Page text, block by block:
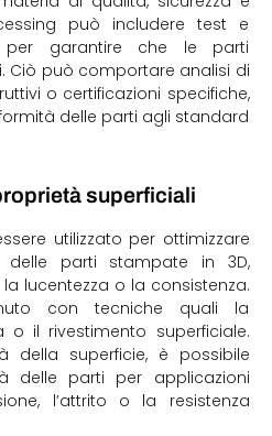
può includere test e
per garantire che le parti
Ciò può comportare analisi di
o certificazioni specifiche,
delle parti agli standard
superficiali
utilizzato per ottimizzare
delle parti stampate in 3D,
lucentezza o la consistenza.
con tecniche quali la
o il rivestimento superficiale.
della superficie, è possibile
delle parti per applicazioni
l’attrito o la resistenza